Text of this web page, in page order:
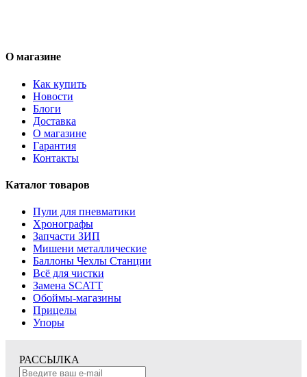
О магазине
Как купить
Новости
Блоги
Доставка
О магазине
Гарантия
Контакты
Каталог товаров
Пули для пневматики
Хронографы
Запчасти ЗИП
Мишени металлические
Баллоны Чехлы Станции
Всё для чистки
Замена SCATT
Обоймы-магазины
Прицелы
Упоры
РАССЫЛКА